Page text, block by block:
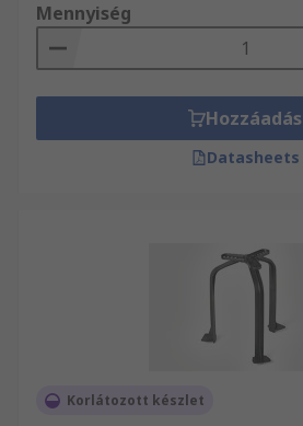
Mennyiség
Hozzáadás
Datasheets
Korlátozott készlet